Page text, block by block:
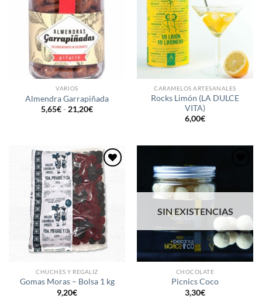
lista de
deseos
VARIOS
Almendra Garrapiñada
5,65€- 21,20€Rango
hasta
21,20€
deseos
CARAMELOS ARTESANALES
Rocks Limón (LA DULCE
VITA)
6,00€
Añadir
a la
lista de
deseos
CHUCHES Y REGALIZ
Gomas Moras – Bolsa 1 kg
9,20€
lista de
SIN EXISTENCIAS
CHOCOLATE
Picnics Coco
3,30€